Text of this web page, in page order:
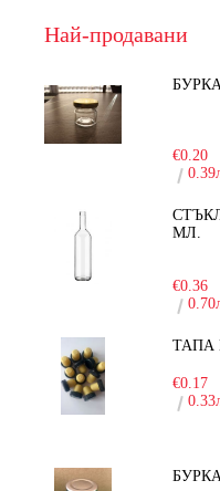
Най-продавани
€0.20
МЛ.
€0.36
ТАПА
€0.17